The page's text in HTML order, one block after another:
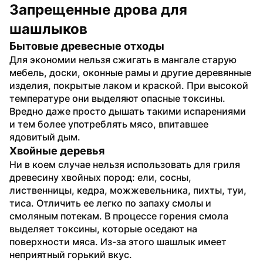
Запрещенные дрова для
шашлыков
Бытовые древесные отходы
Для экономии нельзя сжигать в мангале старую
мебель, доски, оконные рамы и другие деревянные
изделия, покрытые лаком и краской. При высокой
температуре они выделяют опасные токсины.
Вредно даже просто дышать такими испарениями
и тем более употреблять мясо, впитавшее
ядовитый дым.
Хвойные деревья
Ни в коем случае нельзя использовать для гриля
древесину хвойных пород: ели, сосны,
лиственницы, кедра, можжевельника, пихты, туи,
тиса. Отличить ее легко по запаху смолы и
смоляным потекам. В процессе горения смола
выделяет токсины, которые оседают на
поверхности мяса. Из-за этого шашлык имеет
неприятный горький вкус.